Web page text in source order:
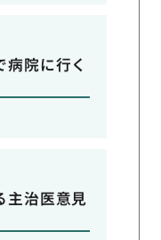
院に行く
主治医意見